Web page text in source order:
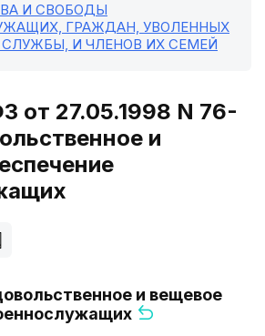
И СВОБОДЫ
ГРАЖДАН, УВОЛЕННЫХ
И ЧЛЕНОВ ИХ СЕМЕЙ
от 27.05.1998 N 76-
и
и вещевое